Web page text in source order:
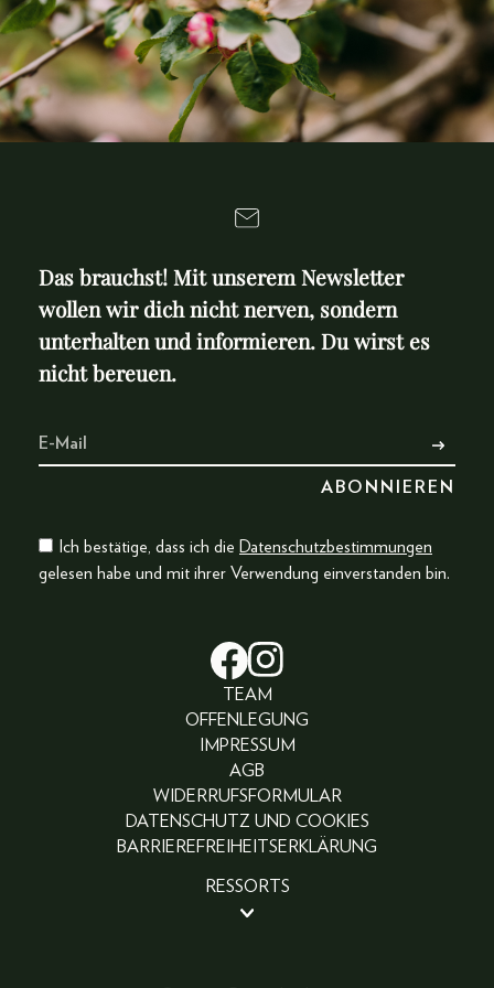
beendet beendet
Das brauchst! Mit unserem Newsletter
wollen wir dich nicht nerven, sondern
unterhalten und informieren. Du wirst es
nicht bereuen.
Ich bestätige, dass ich die Datenschutzbestimmungen
gelesen habe und mit ihrer Verwendung einverstanden bin.
TEAM
OFFENLEGUNG
IMPRESSUM
AGB
WIDERRUFSFORMULAR
DATENSCHUTZ UND COOKIES
BARRIEREFREIHEITSERKLÄRUNG
RESSORTS